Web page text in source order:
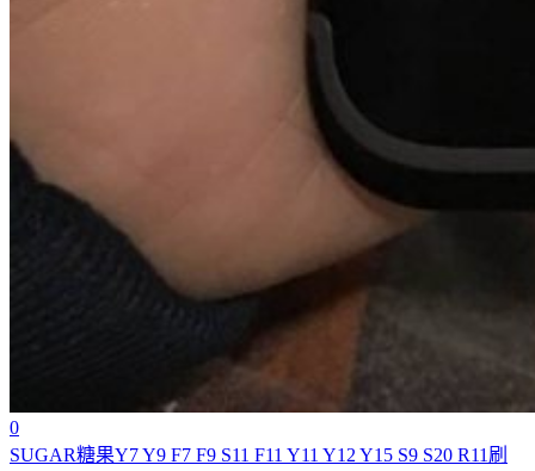
0
SUGAR糖果Y7 Y9 F7 F9 S11 F11 Y11 Y12 Y15 S9 S20 R11刷